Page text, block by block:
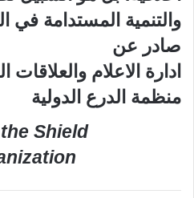
والتنمية المستدامة في
صادر عن
ادارة الاعلام والعلاقات
منظمة الدرع الدولية
Shield